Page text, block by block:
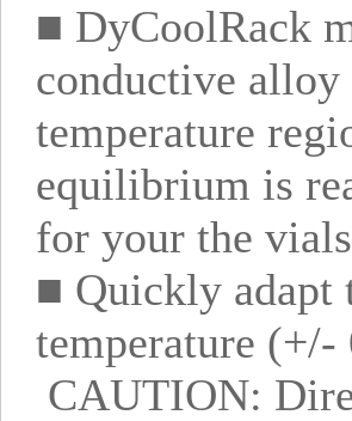
■ DyCoolRack
conductive
temperature
equilibrium is
for your the
■ Quickly adapt
temperature
CAUTION: